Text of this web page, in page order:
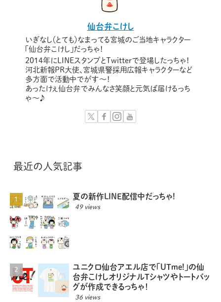
仙台弁こけし
いぎなし（とても）なまってる宮城のご当地キャラクター
「仙台弁こけし」だっちゃ！
2014年にLINEスタンプとTwitterで登場したっちゃ！
河北新報PR大使、宮城県警採用広報キャラクターなど
多方面で活動中でがす〜！
あったけぇ仙台弁でみんなさ笑顔と元気ば届けるっち
ゃ～♪
最近の人気記事
夏の新作LINE配信中だっちゃ!
49 views
ユニクロ仙台アエル店で「UTme!」の仙
台弁こけしオリジナルTシャツやトートバッ
グが作成できるっちゃ！
36 views